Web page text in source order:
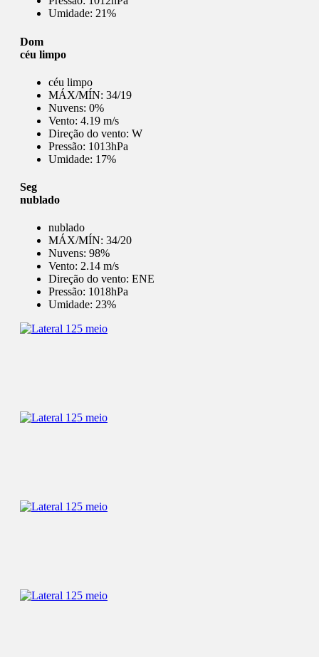
Umidade: 21%
Dom
céu limpo
céu limpo
MÁX/MÍN: 34/19
Nuvens: 0%
Vento: 4.19 m/s
Direção do vento: W
Pressão: 1013hPa
Umidade: 17%
Seg
nublado
nublado
MÁX/MÍN: 34/20
Nuvens: 98%
Vento: 2.14 m/s
Direção do vento: ENE
Pressão: 1018hPa
Umidade: 23%